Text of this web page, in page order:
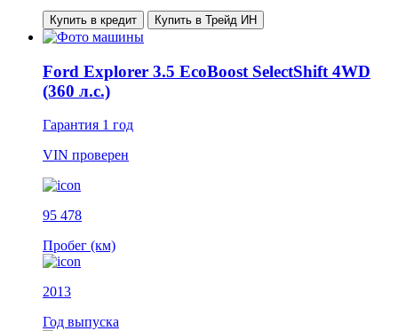
Купить в кредит Купить в Трейд ИН
Ford Explorer 3.5 EcoBoost SelectShift 4WD
(360 л.с.)
Гарантия 1 год
VIN проверен
95 478
Пробег (км)
2013
Год выпуска